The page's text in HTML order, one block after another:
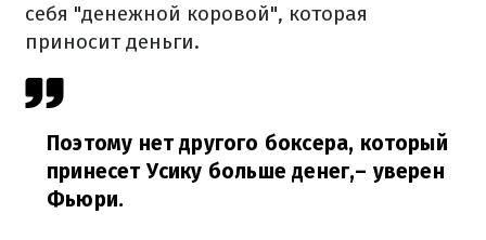
себя "денежной коровой", которая
приносит деньги.
Поэтому нет другого боксера, который
принесет Усику больше денег,– уверен
Фьюри.